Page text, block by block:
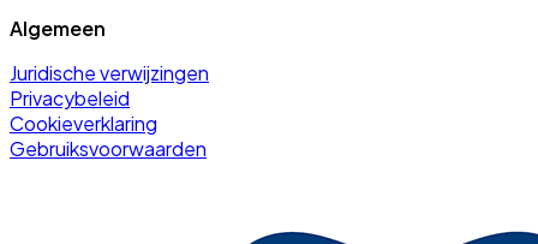
Algemeen
Juridische verwijzingen
Privacybeleid
Cookieverklaring
Gebruiksvoorwaarden